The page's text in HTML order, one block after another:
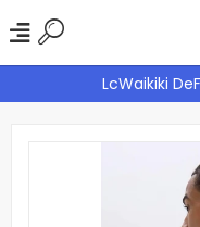
LcWaikiki